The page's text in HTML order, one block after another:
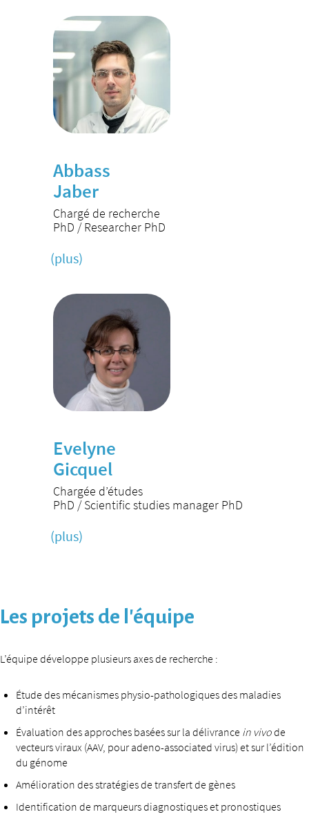
Abbass
Jaber
Chargé de recherche
PhD / Researcher PhD
(plus)
Evelyne
Gicquel
Chargée d’études
PhD / Scientific studies manager PhD
(plus)
Les projets de l’équipe
L’équipe développe plusieurs axes de recherche :
Étude des mécanismes physio-pathologiques des maladies
d’intérêt
Évaluation des approches basées sur la délivrance in vivode
vecteurs viraux (AAV, pour adeno-associated virus) et sur l’édition
du génome
Amélioration des stratégies de transfert de gènes
Identification de marqueurs diagnostiques et pronostiques